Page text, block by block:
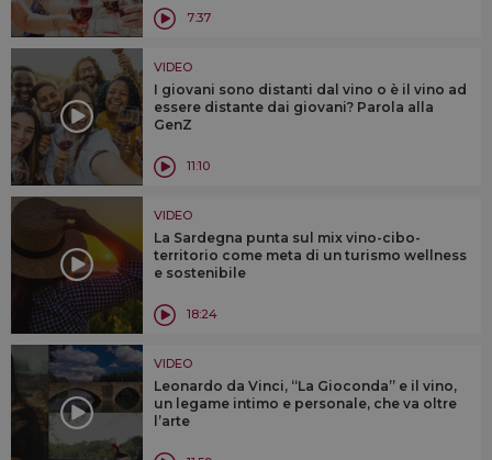
7:37
VIDEO
I giovani sono distanti dal vino o è il vino ad
essere distante dai giovani? Parola alla
GenZ
11:10
VIDEO
La Sardegna punta sul mix vino-cibo-
territorio come meta di un turismo wellness
e sostenibile
18:24
VIDEO
Leonardo da Vinci, “La Gioconda” e il vino,
un legame intimo e personale, che va oltre
l’arte